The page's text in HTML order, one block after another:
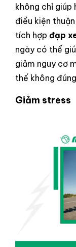
không chỉ giúp
điều kiện
tích hợp đạp
ngày có thể
giảm nguy cơ
thế không
Giảm stress